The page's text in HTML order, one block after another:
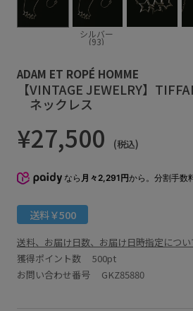
シルバー
(93)
ADAM ET ROPÉ HOMME
【VINTAGE JEWELRY】
ネックレス
¥27,500 (税込)
なら 月々2,291円から。分割手数
送料￥500
送料、お届け日数、お届け日時指定につい
獲得ポイント数 500pt
お問い合わせ番号 GKZ85880